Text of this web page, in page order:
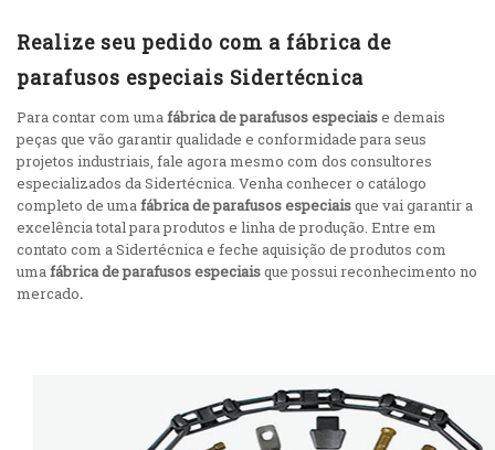
Realize seu pedido com a fábrica de
parafusos especiais Sidertécnica
Para contar com umafábrica de parafusos especiaise demais
peças que vão garantir qualidade e conformidade para seus
projetos industriais, fale agora mesmo com dos consultores
especializados da Sidertécnica. Venha conhecer o catálogo
completo de umafábrica de parafusos especiaisque vai garantir a
excelência total para produtos e linha de produção. Entre em
contato com a Sidertécnica e feche aquisição de produtos com
umafábrica de parafusos especiaisque possui reconhecimento no
mercado.